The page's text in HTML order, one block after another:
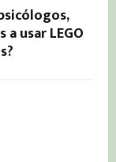
usar LEGO